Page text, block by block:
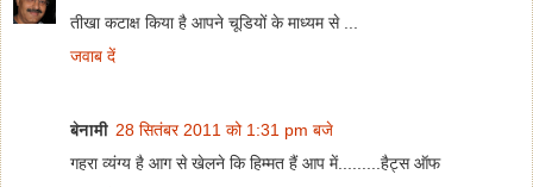
तीखा कटाक्ष किया है आपने चूडियों के माध्यम से ...
जवाब दें
बेनामी 28 सितंबर 2011 को 1:31 pm बजे
गहरा व्यंग्य है आग से खेलने कि हिम्मत हैं आप में.........हैट्स ऑफ